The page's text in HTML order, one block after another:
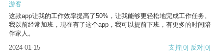
游客
这款app让我的工作效率提高了50%，让我能够更轻松地完成工作任务。
我以前经常加班，现在有了这个app，我可以提前下班，有更多的时间陪
伴家人。
2024-01-15
支持[0] 反对[0]